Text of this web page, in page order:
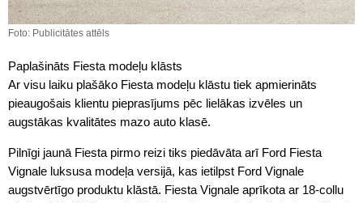
Foto: Publicitātes attēls
Paplašināts Fiesta modeļu klāsts
Ar visu laiku plašāko Fiesta modeļu klāstu tiek apmierināts
pieaugošais klientu pieprasījums pēc lielākas izvēles un
augstākas kvalitātes mazo auto klasē.
Pilnīgi jaunā Fiesta pirmo reizi tiks piedāvāta arī Ford Fiesta
Vignale luksusa modeļa versijā, kas ietilpst Ford Vignale
augstvērtīgo produktu klāstā. Fiesta Vignale aprīkota ar 18-collu